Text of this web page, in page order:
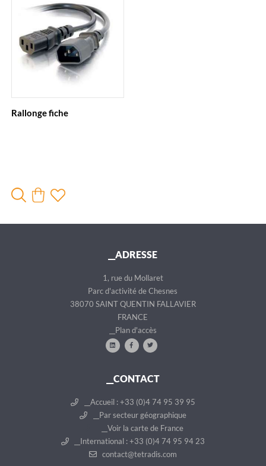
Rallonge fiche
__ADRESSE
1, rue du Mollaret
Parc d'activité de Chesnes
38070 SAINT QUENTIN FALLAVIER
FRANCE
__Plan d'accès
__CONTACT
__Accueil : +33 (0)4 74 95 39 95
__Par secteur géographique
__Voir la carte de France
__International : +33 (0)4 74 95 94 23
contact@tetradis.com